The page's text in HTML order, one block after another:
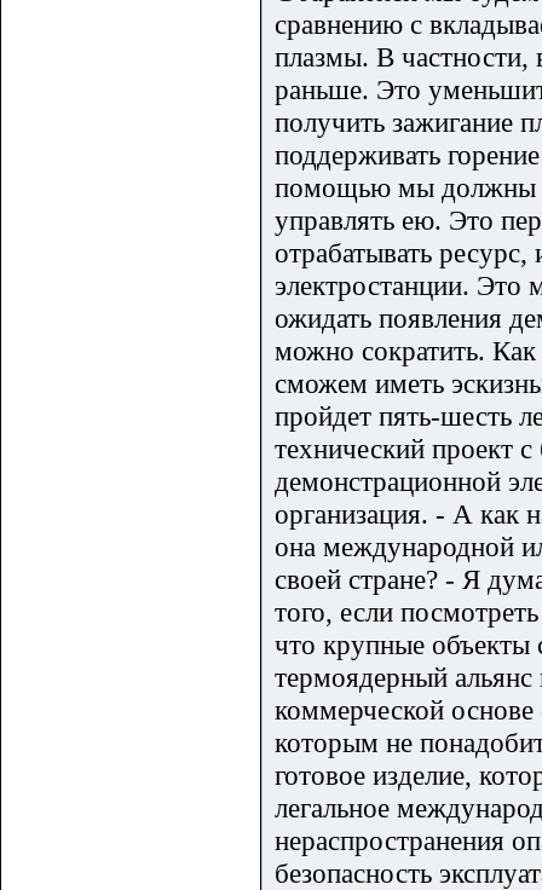
сравнению с
плазмы. В частности,
раньше. Это
получить зажигание
поддерживать
помощью мы должны
управлять ею. Это
отрабатывать
электростанции. Это
ожидать появления
можно сократить.
сможем иметь
пройдет пять-шесть
технический проект
демонстрационной
организация. - А как
она международной
своей стране? - Я
того, если
что крупные объекты
термоядерный
коммерческой
которым не
готовое изделие,
легальное
нераспространения
безопасность